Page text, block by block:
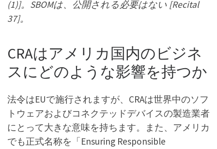
(1)]。SBOMは、公開される必要はない [Recital
37]。
CRAはアメリカ国内のビジネ
スにどのような影響を持つか
法令はEUで施行されますが、CRAは世界中のソフ
トウェアおよびコネクテッドデバイスの製造業者
にとって大きな意味を持ちます。また、アメリカ
でも正式名称を「Ensuring Responsible